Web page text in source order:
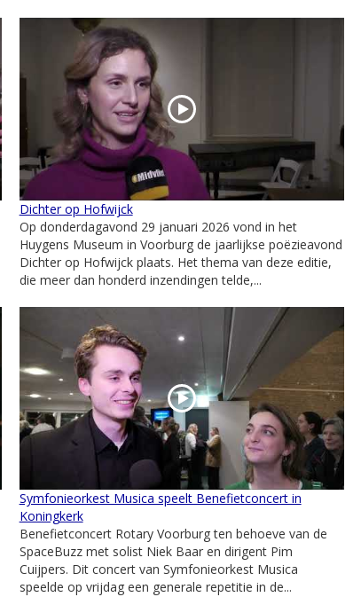
Dichter op Hofwijck
Op donderdagavond 29 januari 2026 vond in het
Huygens Museum in Voorburg de jaarlijkse poëzieavond
Dichter op Hofwijck plaats. Het thema van deze editie,
die meer dan honderd inzendingen telde,...
Symfonieorkest Musica speelt Benefietconcert in
Koningkerk
Benefietconcert Rotary Voorburg ten behoeve van de
SpaceBuzz met solist Niek Baar en dirigent Pim
Cuijpers. Dit concert van Symfonieorkest Musica
speelde op vrijdag een generale repetitie in de...